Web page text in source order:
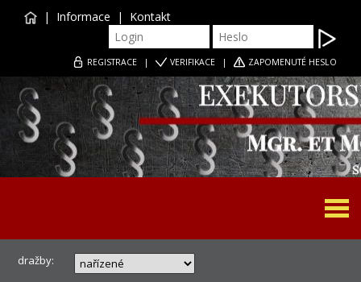
| Informace | Kontakt
REGISTRACE | VERIFIKACE | ZAPOMENUTÉ HESLO
dražby: